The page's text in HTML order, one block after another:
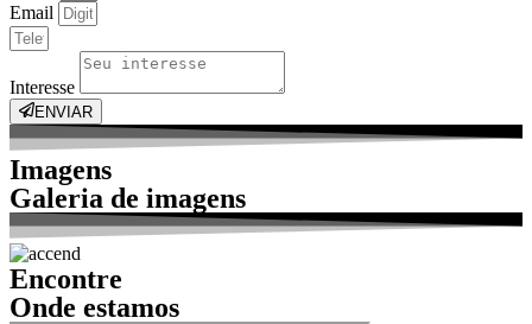
Email
Interesse
ENVIAR
Imagens
Galeria de imagens
Encontre
Onde estamos